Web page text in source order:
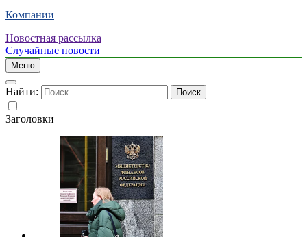
Компании
Новостная рассылка
Случайные новости
Меню
Найти:
Заголовки